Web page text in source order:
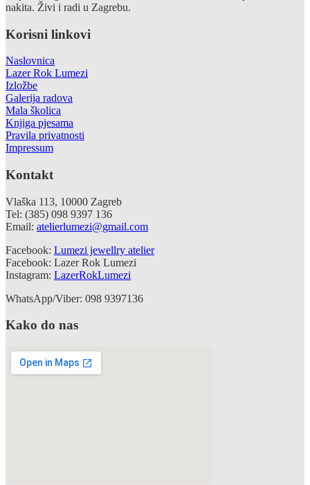
nakita. Živi i radi u Zagrebu.
Korisni linkovi
Naslovnica
Lazer Rok Lumezi
Izložbe
Galerija radova
Mala školica
Knjiga pjesama
Pravila privatnosti
Impressum
Kontakt
Vlaška 113, 10000 Zagreb
Tel: (385) 098 9397 136
Email: atelierlumezi@gmail.com
Facebook: Lumezi jewellry atelier
Facebook: Lazer Rok Lumezi
Instagram: LazerRokLumezi
WhatsApp/Viber: 098 9397136
Kako do nas